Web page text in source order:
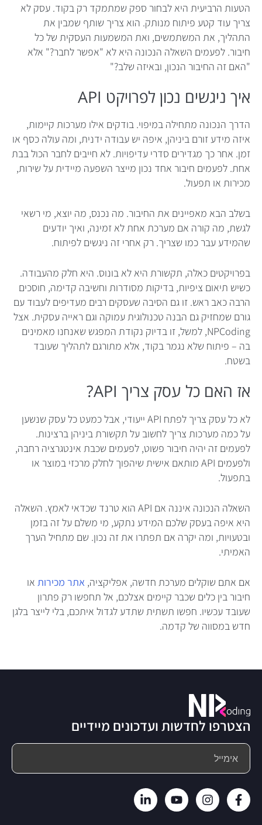
הטעות הרביעית היא לבחור ספק שמתמקד רק בקוד. עסק לא
צריך עוד קטע פיתוח מנותק. הוא צריך שותף שמבין את
התהליך, את המשתמשים, ואת המשמעות העסקית של כל
חיבור. לפעמים השאלה הנכונה היא לא "אפשר לחבר?" אלא
"האם זה החיבור הנכון, ובאיזה שלב?"
איך ניגשים נכון לפרויקט API
הדרך הנכונה מתחילה במיפוי. בודקים אילו מערכות קיימות,
איזה מידע זורם ביניהן, איפה יש עבודה ידנית, ומה עולה כסף או
זמן. אחר כך מגדירים סדרי עדיפויות. לא חייבים לחבר הכול בבת
אחת. לפעמים חיבור אחד נכון מייצר השפעה מיידית על שירות,
מכירות או תפעול.
בשלב הבא מאפיינים את החיבור. מה נכנס, מה יוצא, מי רשאי
לגשת, מה קורה אם מערכת אחת לא זמינה, ואיך יודעים
שהמידע עבר כמו שצריך. רק אחרי זה ניגשים לפיתוח.
בפרויקטים כאלה, תקשורת היא לא בונוס. היא חלק מהעבודה.
כשיש תיאום ציפיות, בדיקות מסודרות וחשיבה קדימה, חוסכים
הרבה כאב ראש. זו גם הסיבה שעסקים רבים מעדיפים לעבוד עם
גורם שמחזיק גם הבנה טכנולוגית עמוקה וגם ראייה עסקית. אצל
NPCoding, למשל, זו בדיוק נקודת המפגש שאנחנו מאמינים
בה – פיתוח שלא נגמר בקוד, אלא מתורגם לתהליך שעובד
בשטח.
אז האם כל עסק צריך API?
לא כל עסק צריך לפתח API ייעודי, אבל כמעט כל עסק שנשען
על כמה מערכות צריך לחשוב על תקשורת ביניהן ברצינות.
לפעמים זה יהיה חיבור פשוט, לפעמים שכבת אינטגרציה רחבה,
ולפעמים API מותאם אישית שיהפוך לחלק מרכזי במוצר או
בתפעול.
השאלה הנכונה איננה אם API הוא טרנד שכדאי לאמץ. השאלה
היא איפה בעסק שלכם המידע נתקע, מי משלם על זה בזמן
ובטעויות, ומה יקרה אם תפתרו את זה נכון. שם מתחיל הערך
האמיתי.
אם אתם שוקלים מערכת חדשה, אפליקציה, אתר מכירות או
חיבור בין כלים שכבר קיימים אצלכם, אל תחפשו רק פתרון
שעובד עכשיו. חפשו תשתית שתדע לגדול איתכם, בלי לייצר בלגן
חדש במסווה של קדמה.
הצטרפו לחדשות ועדכונים מיידיים